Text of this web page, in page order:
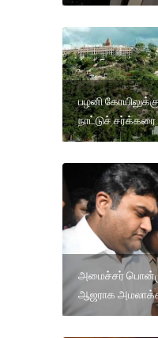
பழனி
நாட்டுச்
அமைச்சர்
ஆஜராக